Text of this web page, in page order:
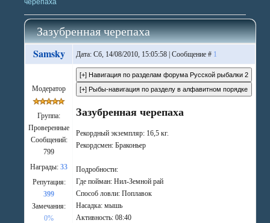
черепаха
Зазубренная черепаха
Samsky Дата: Сб, 14/08/2010, 15:05:58 | Сообщение # 1
Модератор
Группа:
Проверенные
Сообщений:
799
Награды:33
Репутация:
399
Замечания:
0%
Зазубренная черепаха
Рекордный экземпляр: 16,5 кг.
Рекордсмен: Браконьер
Подробности:
Где пойман: Нил-Земной рай
Способ ловли: Поплавок
Насадка: мышь
Активность: 08:40